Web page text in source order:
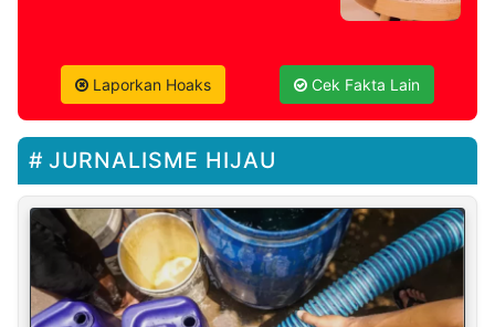
Laporkan Hoaks Cek Fakta Lain
JURNALISME HIJAU